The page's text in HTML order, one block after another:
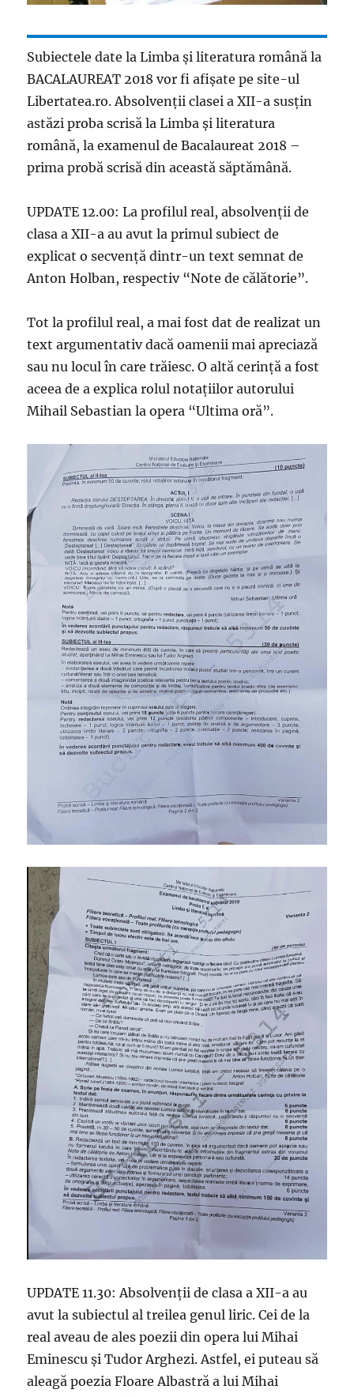
Subiectele date la Limba și literatura română la
BACALAUREAT 2018 vor fi afișate pe site-ul
Libertatea.ro. Absolvenții clasei a XII-a susțin
astăzi proba scrisă la Limba și literatura
română, la examenul de Bacalaureat 2018 –
prima probă scrisă din această săptămână.
UPDATE 12.00: La profilul real, absolvenții de
clasa a XII-a au avut la primul subiect de
explicat o secvență dintr-un text semnat de
Anton Holban, respectiv “Note de călătorie”.
Tot la profilul real, a mai fost dat de realizat un
text argumentativ dacă oamenii mai apreciază
sau nu locul în care trăiesc. O altă cerință a fost
aceea de a explica rolul notațiilor autorului
Mihail Sebastian la opera “Ultima oră”.
UPDATE 11.30: Absolvenții de clasa a XII-a au
avut la subiectul al treilea genul liric. Cei de la
real aveau de ales poezii din opera lui Mihai
Eminescu și Tudor Arghezi. Astfel, ei puteau să
aleagă poezia Floare Albastră a lui Mihai